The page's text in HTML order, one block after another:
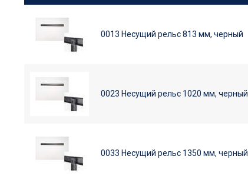
0013 Несущий рельс 813 мм, черный
0023 Несущий рельс 1020 мм, черный
0033 Несущий рельс 1350 мм, черный